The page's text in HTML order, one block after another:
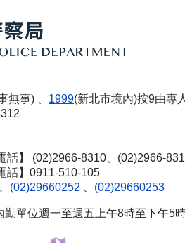
無事) 、 1999(新北市境內)按9由專
話】
(02)2966-8310、(02)2966-
話】0911-510-105
(02)29660252 (02)29660253
單位週一至週五上午8時至下午